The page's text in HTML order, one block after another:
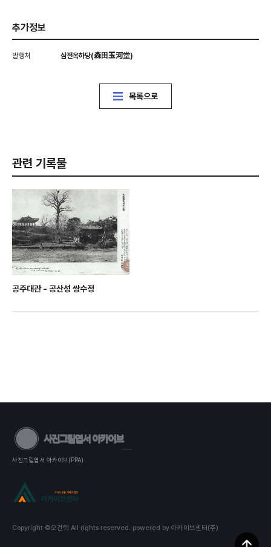
추가정보
발행처 삼전옥하당(森田玉河堂)
목록으로
관련 기록물
공주대관 - 공산성 쌍수정
사진그림엽서 아카이브(PPA)
Copyright ©오건택 All rights reserved. powered by 아카이브센터(주)